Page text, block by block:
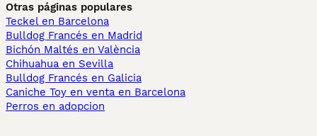
Otras páginas populares
Teckel en Barcelona
Bulldog Francés en Madrid
Bichón Maltés en València
Chihuahua en Sevilla
Bulldog Francés en Galicia
Caniche Toy en venta en Barcelona
Perros en adopcion